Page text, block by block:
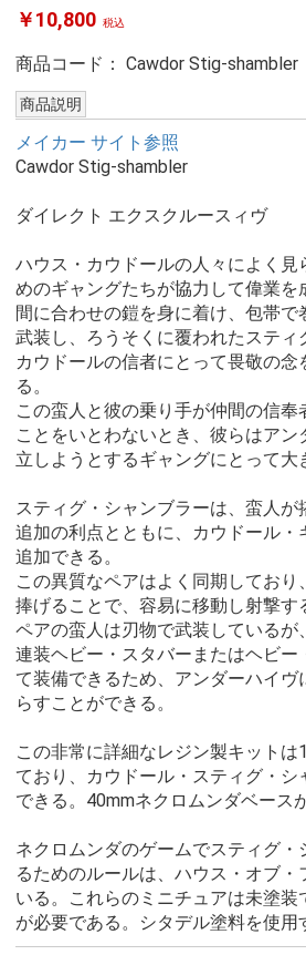
￥10,800 税込
商品コード： Cawdor Stig-shambler
商品説明
メイカー サイト参照
Cawdor Stig-shambler
ダイレクト エクスクルースィヴ
ハウス・カウドールの人々によく見
めのギャングたちが協力して偉業を
間に合わせの鎧を身に着け、包帯
武装し、ろうそくに覆われたスティ
カウドールの信者にとって畏敬の念
る。
この蛮人と彼の乗り手が仲間の信奉
ことをいとわないとき、彼らはアン
立しようとするギャングにとって大
スティグ・シャンブラーは、蛮人が
追加の利点とともに、カウドール・
追加できる。
この異質なペアはよく同期しており
捧げることで、容易に移動し射撃す
ペアの蛮人は刃物で武装しているが
連装ヘビー・スタバーまたはヘビー
て装備できるため、アンダーハイヴ
らすことができる。
この非常に詳細なレジン製キット
ており、カウドール・スティグ・シ
できる。40mmネクロムンダベース
ネクロムンダのゲームでスティグ・
るためのルールは、ハウス・オブ・
いる。これらのミニチュアは未塗装
が必要である。シタデル塗料を使用